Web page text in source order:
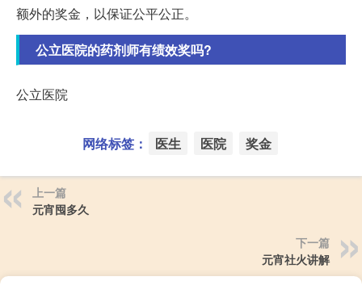
额外的奖金，以保证公平公正。
公立医院的药剂师有绩效奖吗?
公立医院
网络标签： 医生 医院 奖金
上一篇
元宵囤多久
下一篇
元宵社火讲解